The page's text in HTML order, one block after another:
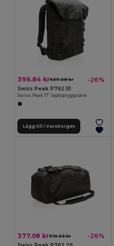
396.84 kr537.09 kr -26%
Swiss Peak P762.10
Swiss Peak 17” laptopryggsäck
Lägg till i Varukorgen
377.08 kr510.53 kr -26%